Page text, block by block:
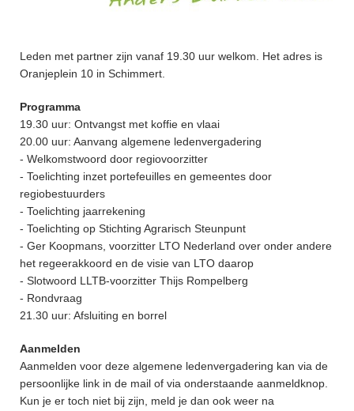
Leden met partner zijn vanaf 19.30 uur welkom. Het adres is
Oranjeplein 10 in Schimmert.
Programma
19.30 uur: Ontvangst met koffie en vlaai
20.00 uur: Aanvang algemene ledenvergadering
- Welkomstwoord door regiovoorzitter
- Toelichting inzet portefeuilles en gemeentes door
regiobestuurders
- Toelichting jaarrekening
- Toelichting op Stichting Agrarisch Steunpunt
- Ger Koopmans, voorzitter LTO Nederland over onder andere
het regeerakkoord en de visie van LTO daarop
- Slotwoord LLTB-voorzitter Thijs Rompelberg
- Rondvraag
21.30 uur: Afsluiting en borrel
Aanmelden
Aanmelden voor deze algemene ledenvergadering kan via de
persoonlijke link in de mail of via onderstaande aanmeldknop.
Kun je er toch niet bij zijn, meld je dan ook weer na